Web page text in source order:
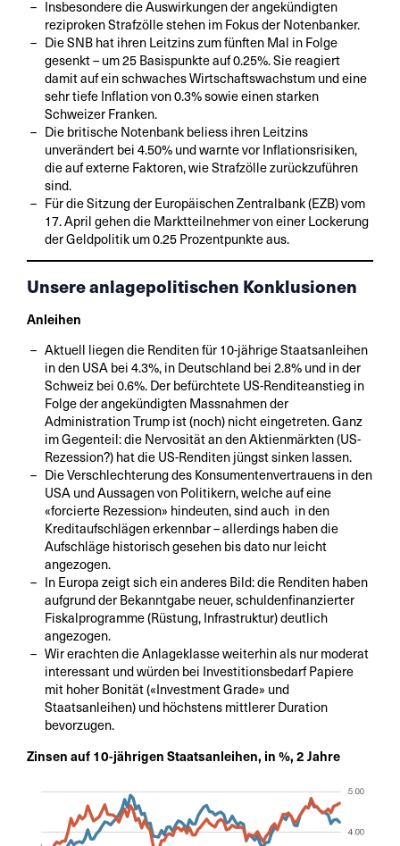
Insbesondere die Auswirkungen der angekündigten
reziproken Strafzölle stehen im Fokus der Notenbanker.
Die SNB hat ihren Leitzins zum fünften Mal in Folge
gesenkt – um 25 Basispunkte auf 0.25%. Sie reagiert
damit auf ein schwaches Wirtschaftswachstum und eine
sehr tiefe Inflation von 0.3% sowie einen starken
Schweizer Franken.
Die britische Notenbank beliess ihren Leitzins
unverändert bei 4.50% und warnte vor Inflationsrisiken,
die auf externe Faktoren, wie Strafzölle zurückzuführen
sind.
Für die Sitzung der Europäischen Zentralbank (EZB) vom
17. April gehen die Marktteilnehmer von einer Lockerung
der Geldpolitik um 0.25 Prozentpunkte aus.
Unsere anlagepolitischen Konklusionen
Anleihen
Aktuell liegen die Renditen für 10-jährige Staatsanleihen
in den USA bei 4.3%, in Deutschland bei 2.8% und in der
Schweiz bei 0.6%. Der befürchtete US-Renditeanstieg in
Folge der angekündigten Massnahmen der
Administration Trump ist (noch) nicht eingetreten. Ganz
im Gegenteil: die Nervosität an den Aktienmärkten (US-
Rezession?) hat die US-Renditen jüngst sinken lassen.
Die Verschlechterung des Konsumentenvertrauens in den
USA und Aussagen von Politikern, welche auf eine
«forcierte Rezession» hindeuten, sind auch in den
Kreditaufschlägen erkennbar – allerdings haben die
Aufschläge historisch gesehen bis dato nur leicht
angezogen.
In Europa zeigt sich ein anderes Bild: die Renditen haben
aufgrund der Bekanntgabe neuer, schuldenfinanzierter
Fiskalprogramme (Rüstung, Infrastruktur) deutlich
angezogen.
Wir erachten die Anlageklasse weiterhin als nur moderat
interessant und würden bei Investitionsbedarf Papiere
mit hoher Bonität («Investment Grade» und
Staatsanleihen) und höchstens mittlerer Duration
bevorzugen.
Zinsen auf 10-jährigen Staatsanleihen, in %, 2 Jahre